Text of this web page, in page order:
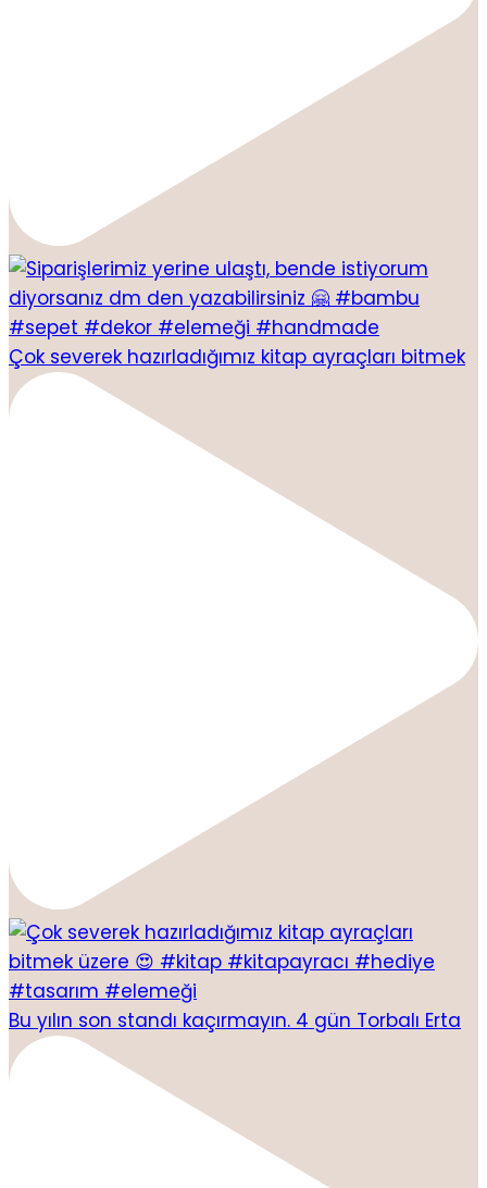
Çok severek hazırladığımız kitap ayraçları bitmek
Bu yılın son standı kaçırmayın. 4 gün Torbalı Erta